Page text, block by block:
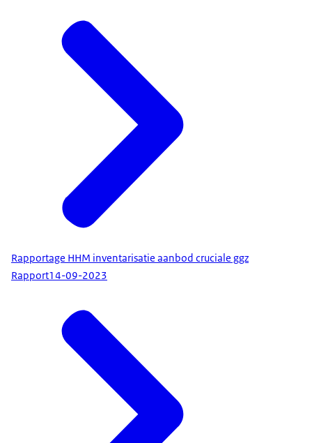
Rapportage HHM inventarisatie aanbod cruciale ggz
Rapport14-09-2023